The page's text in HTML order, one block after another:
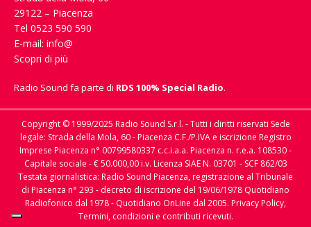
29122 – Piacenza
Tel 0523 590 590
E-mail: info@
Scopri di più
Radio Sound fa parte di RDS 100% Special Radio.
Copyright © 1999/2025 Radio Sound S.r.l. - Tutti i diritti riservati Sede
legale: Strada della Mola, 60 - Piacenza C.F./P.IVA e iscrizione Registro
Imprese Piacenza n° 00799580337 c.c.i.a.a. Piacenza n. r.e.a. 108530 -
Capitale sociale - € 50.000,00 i.v. Licenza SIAE N. 03701 - SCF 862/03
Testata giornalistica: Radio Sound Piacenza, registrazione al Tribunale
di Piacenza n° 293 - decreto di iscrizione del 19/06/1978 Quotidiano
Radiofonico dal 1978 - Quotidiano OnLine dal 2005. Privacy Policy,
Termini, condizioni e contributi ricevuti.